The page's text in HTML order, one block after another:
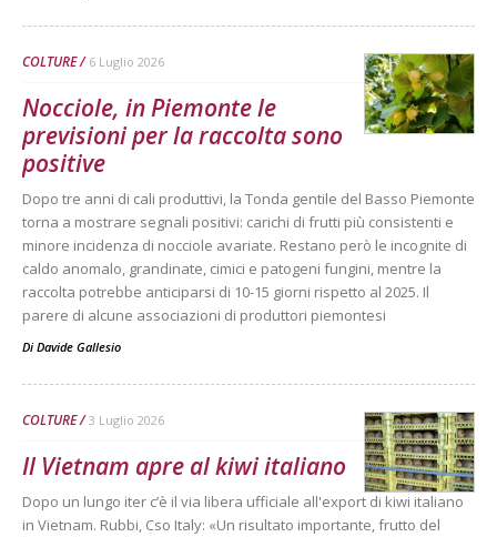
COLTURE 6 Luglio 2026
Nocciole, in Piemonte le
previsioni per la raccolta sono
positive
Dopo tre anni di cali produttivi, la Tonda gentile del Basso Piemonte
torna a mostrare segnali positivi: carichi di frutti più consistenti e
minore incidenza di nocciole avariate. Restano però le incognite di
caldo anomalo, grandinate, cimici e patogeni fungini, mentre la
raccolta potrebbe anticiparsi di 10-15 giorni rispetto al 2025. Il
parere di alcune associazioni di produttori piemontesi
Di Davide Gallesio
COLTURE 3 Luglio 2026
Il Vietnam apre al kiwi italiano
Dopo un lungo iter c’è il via libera ufficiale all'export di kiwi italiano
in Vietnam. Rubbi, Cso Italy: «Un risultato importante, frutto del